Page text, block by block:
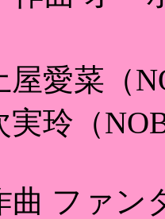
愛菜（
玲（
曲 ファン